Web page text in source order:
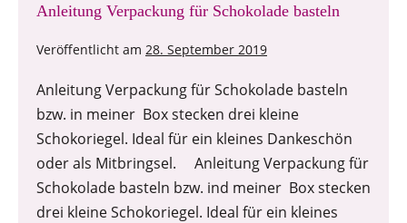
Anleitung Verpackung für Schokolade basteln
Veröffentlicht am 28. September 2019
Anleitung Verpackung für Schokolade basteln
bzw. in meiner Box stecken drei kleine
Schokoriegel. Ideal für ein kleines Dankeschön
oder als Mitbringsel. Anleitung Verpackung für
Schokolade basteln bzw. ind meiner Box stecken
drei kleine Schokoriegel. Ideal für ein kleines